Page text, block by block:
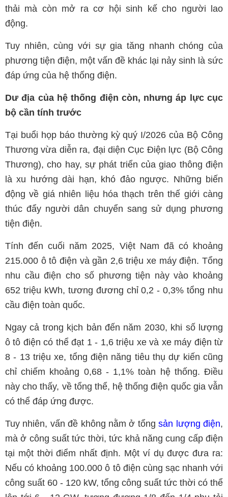
thải mà còn mở ra cơ hội sinh kế cho người lao
động.
Tuy nhiên, cùng với sự gia tăng nhanh chóng của
phương tiện điện, một vấn đề khác lại nảy sinh là sức
đáp ứng của hệ thống điện.
Dư địa của hệ thống điện còn, nhưng áp lực cục
bộ cần tính trước
Tại buổi họp báo thường kỳ quý I/2026 của Bộ Công
Thương vừa diễn ra, đại diện Cục Điện lực (Bộ Công
Thương), cho hay, sự phát triển của giao thông điện
là xu hướng dài hạn, khó đảo ngược. Những biến
động về giá nhiên liệu hóa thạch trên thế giới càng
thúc đẩy người dân chuyển sang sử dụng phương
tiện điện.
Tính đến cuối năm 2025, Việt Nam đã có khoảng
215.000 ô tô điện và gần 2,6 triệu xe máy điện. Tổng
nhu cầu điện cho số phương tiện này vào khoảng
652 triệu kWh, tương đương chỉ 0,2 - 0,3% tổng nhu
cầu điện toàn quốc.
Ngay cả trong kịch bản đến năm 2030, khi số lượng
ô tô điện có thể đạt 1 - 1,6 triệu xe và xe máy điện từ
8 - 13 triệu xe, tổng điện năng tiêu thụ dự kiến cũng
chỉ chiếm khoảng 0,68 - 1,1% toàn hệ thống. Điều
này cho thấy, về tổng thể, hệ thống điện quốc gia vẫn
có thể đáp ứng được.
Tuy nhiên, vấn đề không nằm ở tổngsản lượng điện,
mà ở công suất tức thời, tức khả năng cung cấp điện
tại một thời điểm nhất định. Một ví dụ được đưa ra:
Nếu có khoảng 100.000 ô tô điện cùng sạc nhanh với
công suất 60 - 120 kW, tổng công suất tức thời có thể